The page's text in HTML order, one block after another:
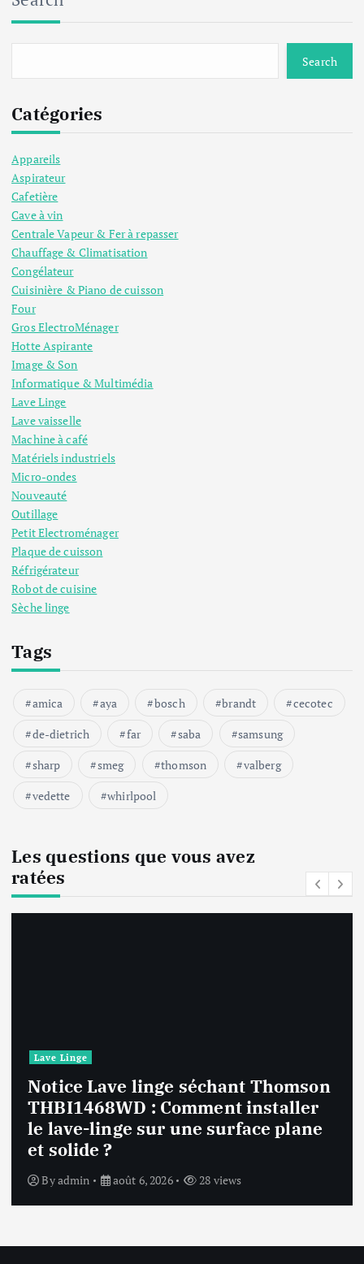
Search
Catégories
Appareils
Aspirateur
Cafetière
Cave à vin
Centrale Vapeur & Fer à repasser
Chauffage & Climatisation
Congélateur
Cuisinière & Piano de cuisson
Four
Gros ElectroMénager
Hotte Aspirante
Image & Son
Informatique & Multimédia
Lave Linge
Lave vaisselle
Machine à café
Matériels industriels
Micro-ondes
Nouveauté
Outillage
Petit Electroménager
Plaque de cuisson
Réfrigérateur
Robot de cuisine
Sèche linge
Tags
amica aya bosch brandt
cecotec
de-dietrich
far saba
samsung
sharp
smeg thomson
valberg
vedette
whirlpool
Les questions que vous avez
ratées
Lave Linge
Notice Lave linge F94841WH LG
F94841WH : Que faire si la machine
affiche une erreur inconnue ?
Byadmin août 6, 2026 30 views